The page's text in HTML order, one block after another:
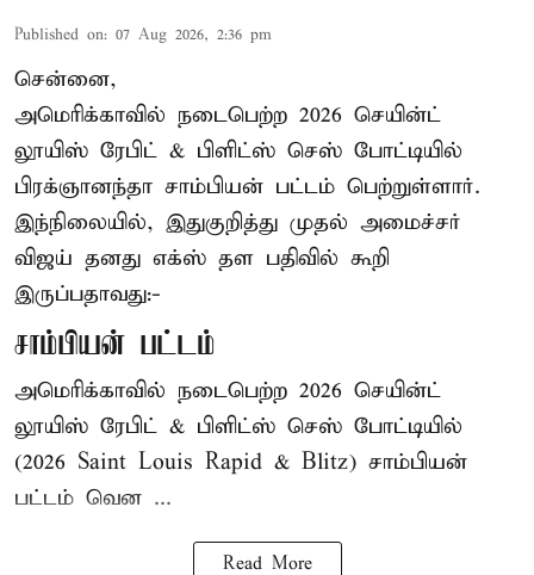
Published on: 07 Aug 2026, 2:36 pm
சென்னை,
அமெரிக்காவில் நடைபெற்ற 2026 செயின்ட்
லூயிஸ் ரேபிட் & பிளிட்ஸ் செஸ் போட்டியில்
பிரக்ஞானந்தா சாம்பியன் பட்டம் பெற்றுள்ளார்.
இந்நிலையில், இதுகுறித்து முதல் அமைச்சர்
விஜய் தனது எக்ஸ் தள பதிவில் கூறி
இருப்பதாவது:-
சாம்பியன் பட்டம்
அமெரிக்காவில் நடைபெற்ற 2026 செயின்ட்
லூயிஸ் ரேபிட் & பிளிட்ஸ் செஸ் போட்டியில்
(2026 Saint Louis Rapid & Blitz) சாம்பியன்
பட்டம் வென ...
Read More